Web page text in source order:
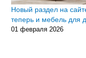
Новый раздел на
теперь и мебель для
01 февраля 2026